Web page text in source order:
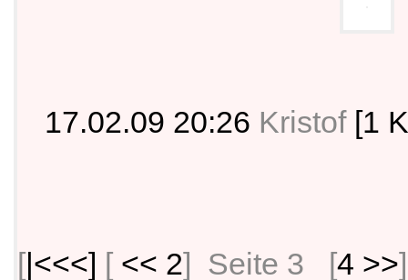
17.02.09 20:26 Kristof [1
[|<<<] [ << 2] Seite 3 [4 >>